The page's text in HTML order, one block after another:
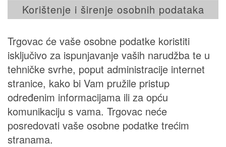
Korištenje i širenje osobnih podataka
Trgovac će vaše osobne podatke koristiti
isključivo za ispunjavanje vaših narudžba te u
tehničke svrhe, poput administracije internet
stranice, kako bi Vam pružile pristup
određenim informacijama ili za opću
komunikaciju s vama. Trgovac neće
posredovati vaše osobne podatke trećim
stranama.